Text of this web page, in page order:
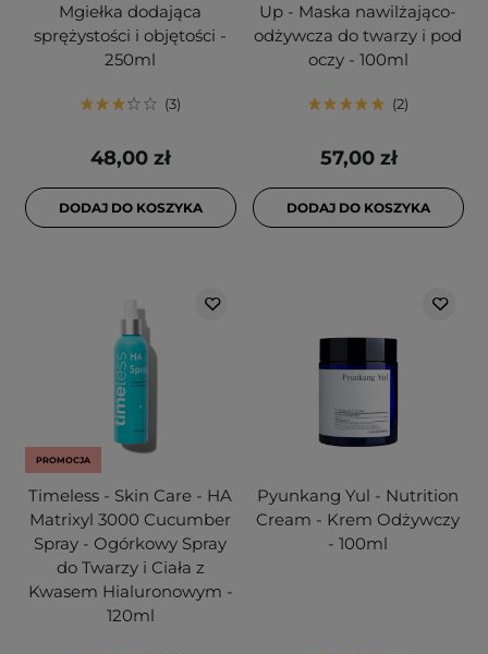
Mgiełka dodająca
sprężystości i objętości -
250ml
3
48,00 zł
DODAJ DO KOSZYKA
Up - Maska nawilżająco-
odżywcza do twarzy i pod
oczy - 100ml
2
57,00 zł
DODAJ DO KOSZYKA
PROMOCJA
Timeless - Skin Care - HA
Matrixyl 3000 Cucumber
Spray - Ogórkowy Spray
do Twarzy i Ciała z
Kwasem Hialuronowym -
120ml
Pyunkang Yul - Nutrition
Cream - Krem Odżywczy
- 100ml